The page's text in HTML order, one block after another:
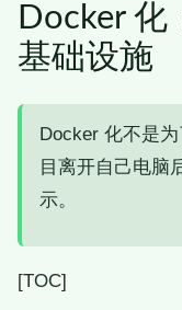
Docker 化
基础设施
Docker 化不是
目离开自己电脑
示。
[TOC]